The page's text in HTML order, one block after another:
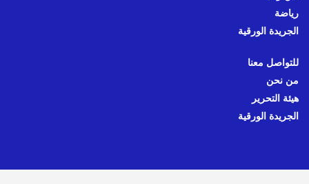
رياضة
الجريدة الورقية
للتواصل معنا
من نحن
هيئة التحرير
الجريدة الورقية